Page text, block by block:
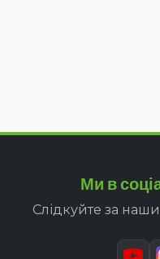
Ми в
Слідкуйте за